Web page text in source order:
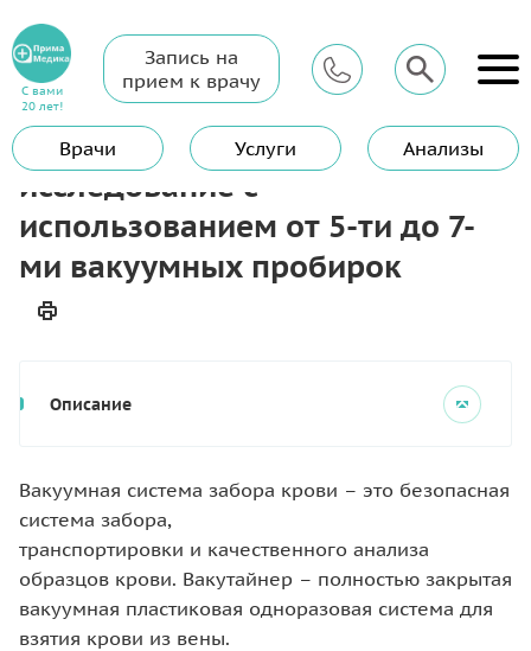
С вами
20 лет!
Запись на
прием к врачу
Врачи Услуги Анализы
Главная
Процедурный кабинет
Взятие крови из вены на исследование с использованием от 5-
ти до 7-ми вакуумных пробирок
Взятие крови из вены на
исследование с
использованием от 5-ти до 7-
ми вакуумных пробирок
Описание
Вакуумная система забора крови – это безопасная
система забора,
транспортировки и качественного анализа
образцов крови. Вакутайнер – полностью закрытая
вакуумная пластиковая одноразовая система для
взятия крови из вены.